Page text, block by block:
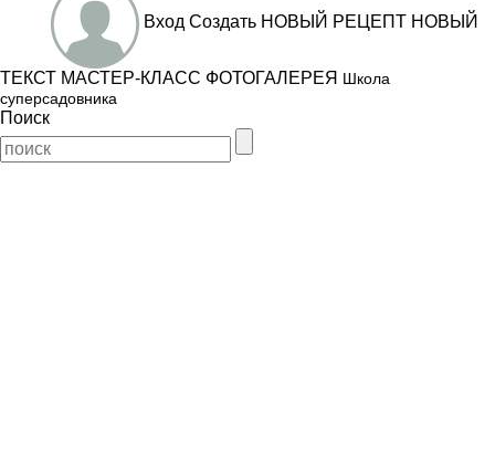
Вход Создать НОВЫЙ РЕЦЕПТ НОВЫЙ
ТЕКСТ МАСТЕР-КЛАСС ФОТОГАЛЕРЕЯ Школа
суперсадовника
Поиск